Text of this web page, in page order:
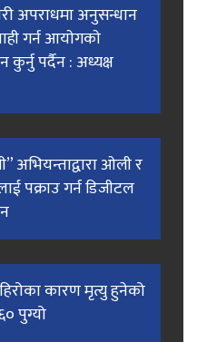
अपराधमा अनुसन्धान
गर्न आयाेगकाे
कुर्नु पर्दैन : अध्यक्ष
अभियन्ताद्वारा ओली र
पक्राउ गर्न डिजीटल
कारण मृत्यु हुनेको
पुग्यो